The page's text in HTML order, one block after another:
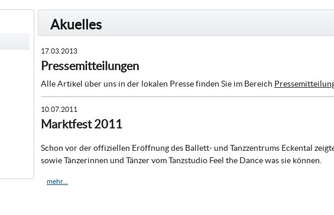
Akuelles
17.03.2013
Pressemitteilungen
Alle Artikel über uns in der lokalen Presse finden Sie im Bereich
10.07.2011
Marktfest 2011
Schon vor der offiziellen Eröffnung des Ballett- und Tanzzentrums Eckental
sowie Tänzerinnen und Tänzer vom Tanzstudio Feel the Dance was sie können.
mehr...